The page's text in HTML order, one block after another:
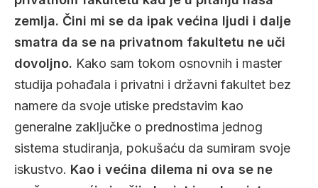
zemlja. Čini mi se da ipak većina ljudi i dalje
smatra da se na privatnom fakultetu ne uči
dovoljno. Kako sam tokom osnovnih i master
studija pohađala i privatni i državni fakultet bez
namere da svoje utiske predstavim kao
generalne zaključke o prednostima jednog
sistema studiranja, pokušaću da sumiram svoje
iskustvo. Kao i većina dilema ni ova se ne